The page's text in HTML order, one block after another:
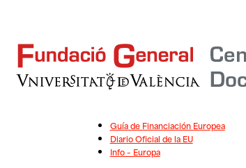
Guía de Financiación Europea
Diario Oficial de la EU
Info – Europa